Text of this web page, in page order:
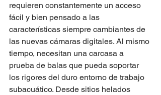
requieren constantemente un acceso
fácil y bien pensado a las
características siempre cambiantes de
las nuevas cámaras digitales. Al mismo
tiempo, necesitan una carcasa a
prueba de balas que pueda soportar
los rigores del duro entorno de trabajo
subacuático. Desde sitios helados